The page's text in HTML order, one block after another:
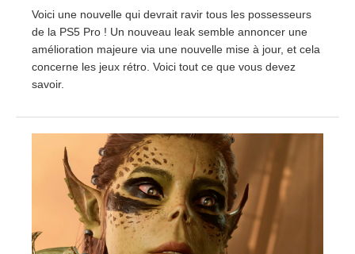
Voici une nouvelle qui devrait ravir tous les possesseurs
de la PS5 Pro ! Un nouveau leak semble annoncer une
amélioration majeure via une nouvelle mise à jour, et cela
concerne les jeux rétro. Voici tout ce que vous devez
savoir.